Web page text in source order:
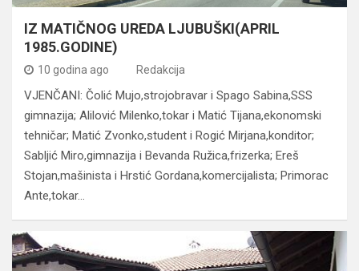
IZ MATIČNOG UREDA LJUBUŠKI(APRIL
1985.GODINE)
10 godina ago Redakcija
VJENČANI: Čolić Mujo,strojobravar i Spago Sabina,SSS
gimnazija; Alilović Milenko,tokar i Matić Tijana,ekonomski
tehničar; Matić Zvonko,student i Rogić Mirjana,konditor;
Sabljić Miro,gimnazija i Bevanda Ružica,frizerka; Ereš
Stojan,mašinista i Hrstić Gordana,komercijalista; Primorac
Ante,tokar…